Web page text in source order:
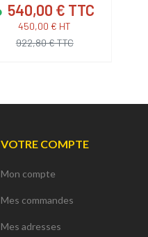
540,00 € TTC
450,00 € HT
922,80 € TTC
VOTRE COMPTE
Mon compte
Mes commandes
Mes adresses